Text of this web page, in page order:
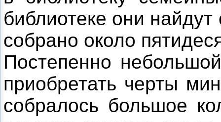
библиотеке они
собрано около
Постепенно
приобретать черты
собралось большое